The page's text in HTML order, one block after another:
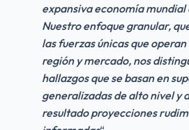
expansiva economía mundial
Nuestro enfoque granular,
las fuerzas únicas que
región y mercado, nos
hallazgos que se basan en
generalizadas de alto nivel y
resultado proyecciones